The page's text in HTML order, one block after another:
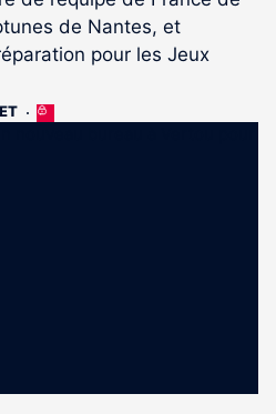
de Nantes, et
pour les Jeux
Cet